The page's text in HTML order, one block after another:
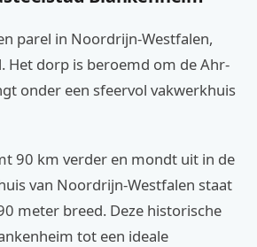
parel in Noordrijn-Westfalen,
Het dorp is beroemd om de Ahr-
onder een sfeervol vakwerkhuis
90 km verder en mondt uit in de
van Noordrijn-Westfalen staat
meter breed. Deze historische
tot een ideale